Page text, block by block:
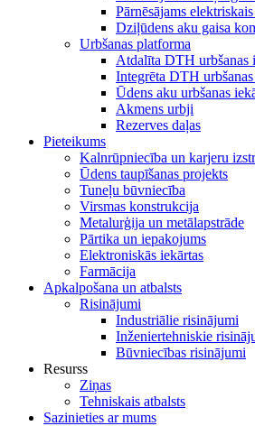
Pārnēsājams
Dziļūdens aku gaisa
Urbšanas platforma
Atdalīta DTH urbšanas
Integrēta DTH
Ūdens aku urbšanas
Akmens urbji
Rezerves daļas
Pieteikums
Kalnrūpniecība un karjeru
Ūdens taupīšanas projekts
Tuneļu būvniecība
Virsmas konstrukcija
Metalurģija un metālapstrāde
Pārtika un iepakojums
Elektroniskās iekārtas
Farmācija
Apkalpošana un atbalsts
Risinājumi
Industriālie risinājumi
Inženiertehniskie
Būvniecības risinājumi
Resurss
Ziņas
Tehniskais atbalsts
Sazinieties ar mums